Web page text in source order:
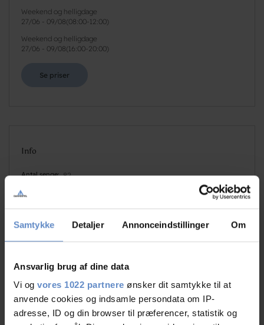
Samtykke Detaljer Annonceindstillinger Om
Ansvarlig brug af dine data
Vi og vores 1022 partnere ønsker dit samtykke til at
anvende cookies og indsamle persondata om IP-
adresse, ID og din browser til præferencer, statistik og
Weekend og helligdage
27/06 - 09/08( 08:00-12:00)
Weekend og helligdage
27/06 - 09/08( 16:00-20:00)
Se priser
Info
Antal senge 82
Antal værelser
Antal værelser med bad og/eller toilet 20
Antal værelser uden bad og/eller toilet 5